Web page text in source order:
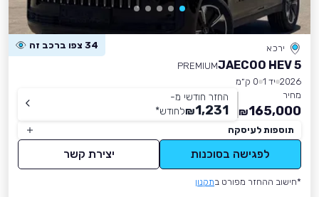
ירכא 34 צפו ברכב זה
JAECOO HEV 5
PREMIUM
2026 יד 1
0 ק״מ
מחיר
165,000
₪
החזר חודשי מ-
1,231
₪לחודש*
תוספות לעיסקה
לפגישה בסוכנות יצירת קשר
*חישוב ההחזר מפורט בתקנון